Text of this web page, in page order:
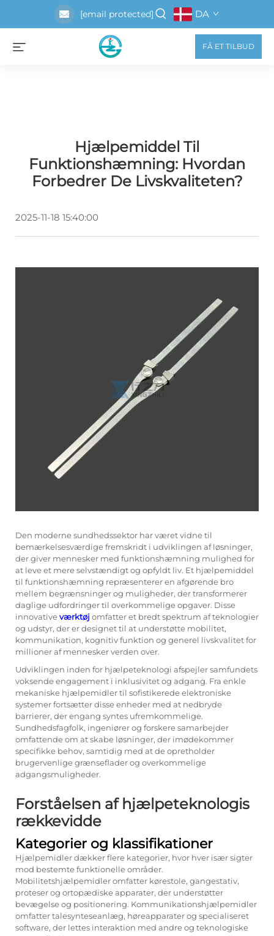
[email protected] DA
FÅ ET TILBUD
Hjælpemiddel Til
Funktionshæmning: Hvordan
Forbedrer De Livskvaliteten?
2025-11-18 15:40:00
Den moderne sundhedssektor har været vidne til
bemærkelsesværdige fremskridt i udviklingen af løsninger,
der giver mennesker med funktionshæmning mulighed for
at leve et mere selvstændigt og opfyldt liv. Et hjælpemiddel
til funktionshæmning repræsenterer en afgørende bro
mellem begrænsninger og muligheder, der transformerer
daglige udfordringer til overkommelige opgaver. Disse
innovativeværktøj omfatter et bredt spektrum af teknologier
og udstyr, der er designet til at understøtte mobilitet,
kommunikation, kognitiv funktion og generel livskvalitet for
millioner af mennesker verden over.
Udviklingen inden for hjælpeteknologi afspejler samfundets
voksende engagement i inklusivitet og adgang. Fra enkle
mekaniske hjælpemidler til sofistikerede elektroniske
systemer fortsætter disse enheder med at nedbryde
barrierer, der engang syntes ufremkommelige.
Sundhedsfagfolk, ingeniører og forskere samarbejder
omfattende om at skabe løsninger, der imødekommer
specifikke behov, samtidig med at de opretholder
brugervenlige grænseflader og overkommelige
adgangsmuligheder.
Forståelsen af hjælpeteknologis
rækkevidde
Kategorier og klassifikationer
Hjælpemidler dækker flere kategorier, hvor hver især sigter
mod bestemte funktionelle områder.
Mobilitetshjælpemidler omfatter kørestole, gangestativ,
proteser og ortopædiske apparater, der understøtter
bevægelse og positionering. Kommunikationshjælpemidler
omfatter talesynteseanlæg, høreapparater og specialiseret
software, der lettes interaktion med andre og teknologiske